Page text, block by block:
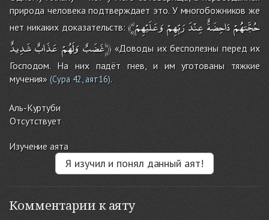
природа человека подтверждает это. У многобожников же
нет никаких доказательств:
﴾حُجَّتهُُمْدَاحِضَةٌعِنْدَرَبِّهِمْوَعَلَيْهِمْ
غَضَبٌوَلَهُمْعَذَابٌ شَدِيدٌ﴿«Доводы их бесполезны перед их
Господом. На них падёт гнев, и им уготованы тяжкие
мучения» (Сура 42, аят16).
Аль-Куртуби
Отсутствует
Изучение аята
Я изучил и понял данный аят!
Комментарии к аяту